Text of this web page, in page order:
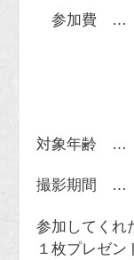
参加費 …
＜ス
＜ロケ
対象年齢 …
撮影期間 …
参加してくれ
１枚プレゼン